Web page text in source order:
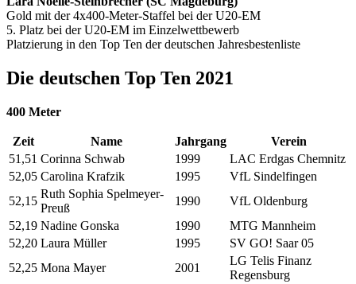
Gold mit der 4x400-Meter-Staffel bei der U20-EM
5. Platz bei der U20-EM im Einzelwettbewerb
Platzierung in den Top Ten der deutschen Jahresbestenliste
Die deutschen Top Ten 2021
400 Meter
Zeit Name Jahrgang
Verein
51,51 Corinna Schwab 1999
LAC Erdgas Chemnitz
52,05 Carolina Krafzik 1995
VfL Sindelfingen
52,15
Ruth Sophia Spelmeyer-
Preuß
1990
VfL Oldenburg
52,19 Nadine Gonska 1990
MTG Mannheim
52,20 Laura Müller 1995
SV GO! Saar 05
52,25 Mona Mayer 2001
LG Telis Finanz
Regensburg